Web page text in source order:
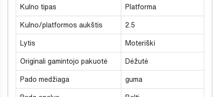
Kulno tipas Platforma
Kulno/platformos aukštis 2.5
Lytis Moteriški
Originali gamintojo pakuotė Dėžutė
Pado medžiaga guma